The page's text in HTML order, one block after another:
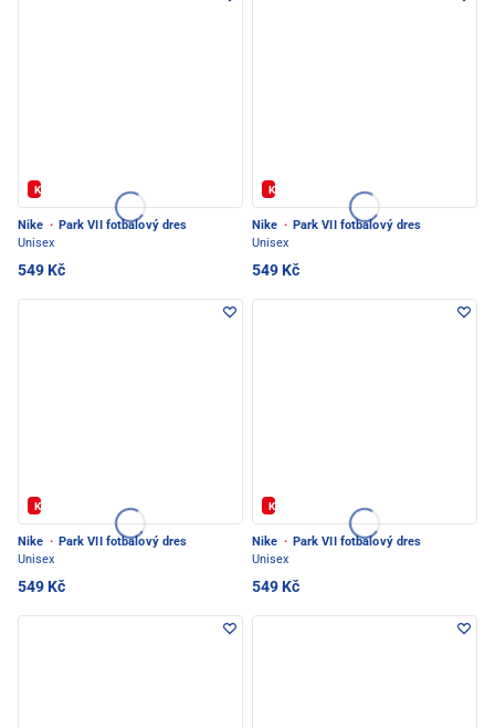
Kód: FOTBAL20
Nike · Park VII fotbalový dres
Unisex
549 Kč
Kód: FOTBAL20
Nike · Park VII fotbalový dres
Unisex
549 Kč
Kód: FOTBAL20
Nike · Park VII fotbalový dres
Unisex
549 Kč
Kód: FOTBAL20
Nike · Park VII fotbalový dres
Unisex
549 Kč